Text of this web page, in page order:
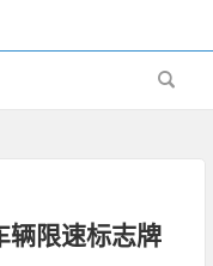
辆限速标志牌